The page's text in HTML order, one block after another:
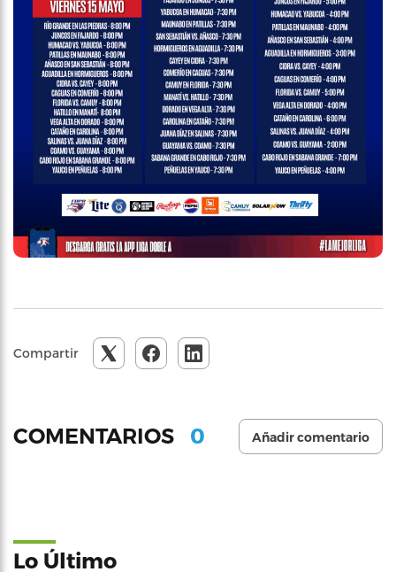
Compartir
COMENTARIOS 0 Añadir comentario
Lo Último